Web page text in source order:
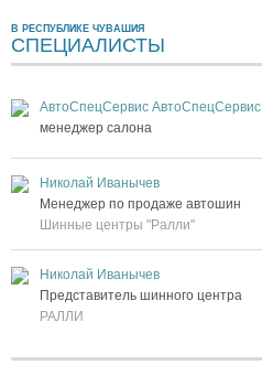
В РЕСПУБЛИКЕ ЧУВАШИЯ
СПЕЦИАЛИСТЫ
АвтоСпецСервис АвтоСпецСервис
менеджер салона
Николай Иванычев
Менеджер по продаже автошин
Шинные центры "Ралли"
Николай Иванычев
Представитель шинного центра
РАЛЛИ